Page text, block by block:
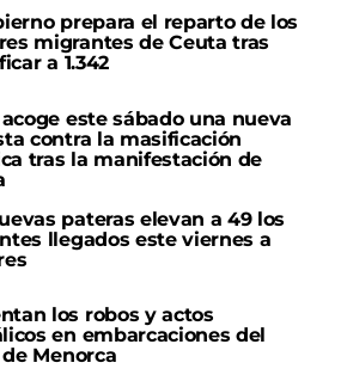
prepara el reparto de los
migrantes de Ceuta tras
a 1.342
este sábado una nueva
contra la masificación
tras la manifestación de
pateras elevan a 49 los
llegados este viernes a
los robos y actos
en embarcaciones del
Menorca